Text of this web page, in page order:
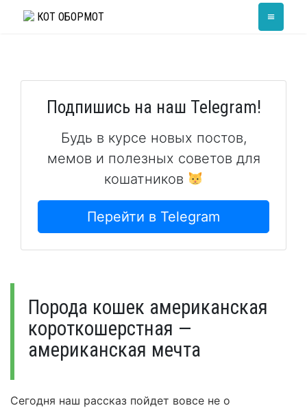
КОТ ОБОРМОТ ≡
Подпишись на наш Telegram!
Будь в курсе новых постов,
мемов и полезных советов для
кошатников
Перейти в Telegram
Порода кошек американская
короткошерстная —
американская мечта
Сегодня наш рассказ пойдет вовсе не о